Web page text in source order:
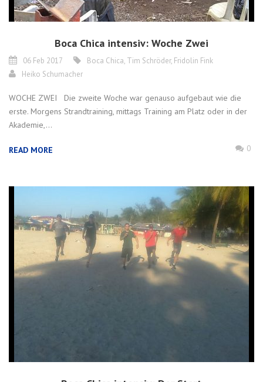
Boca Chica intensiv: Woche Zwei
06 Feb 2017 Boca Chica, Tim Schröder, Fridolin Fink
Heiko Schumacher
WOCHE ZWEI Die zweite Woche war genauso aufgebaut wie die
erste. Morgens Strandtraining, mittags Training am Platz oder in der
Akademie,...
READ MORE 0